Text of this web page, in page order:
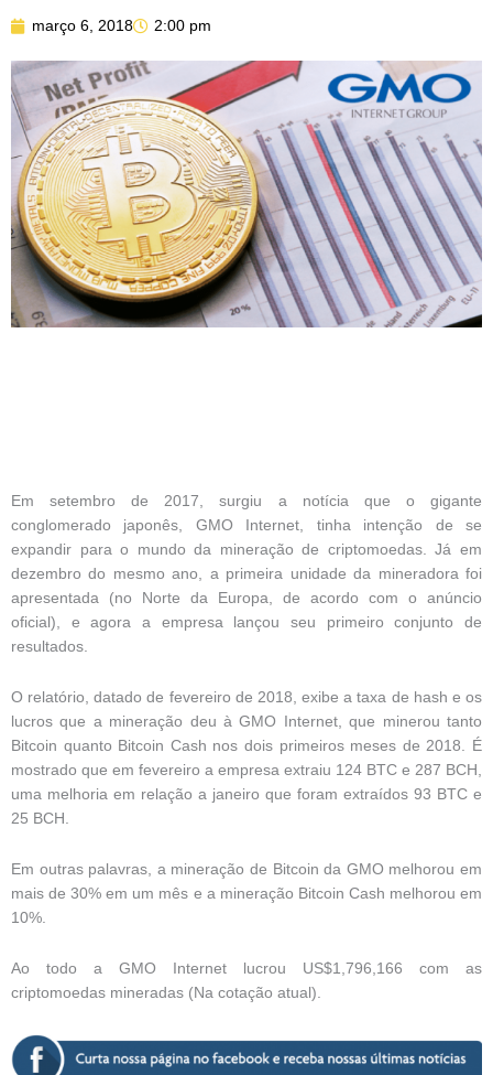
março 6, 2018 2:00 pm
Em setembro de 2017, surgiu a notícia que o gigante
conglomerado japonês, GMO Internet, tinha intenção de se
expandir para o mundo da mineração de criptomoedas. Já em
dezembro do mesmo ano, a primeira unidade da mineradora foi
apresentada (no Norte da Europa, de acordo com o anúncio
oficial), e agora a empresa lançou seu primeiro conjunto de
resultados.
O relatório, datado de fevereiro de 2018, exibe a taxa de hash e os
lucros que a mineração deu à GMO Internet, que minerou tanto
Bitcoin quanto Bitcoin Cash nos dois primeiros meses de 2018. É
mostrado que em fevereiro a empresa extraiu 124 BTC e 287 BCH,
uma melhoria em relação a janeiro que foram extraídos 93 BTC e
25 BCH.
Em outras palavras, a mineração de Bitcoin da GMO melhorou em
mais de 30% em um mês e a mineração Bitcoin Cash melhorou em
10%.
Ao todo a GMO Internet lucrou US$1,796,166 com as
criptomoedas mineradas (Na cotação atual).